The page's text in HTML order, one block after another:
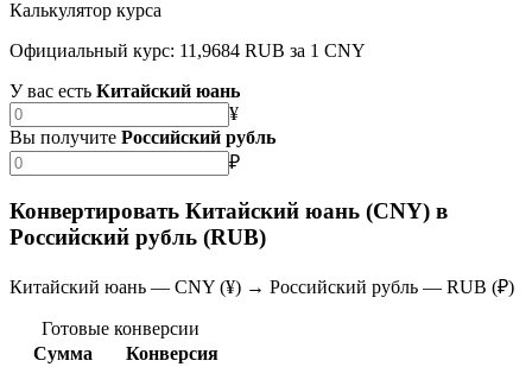
Калькулятор курса
Официальный курс: 11,9684 RUB за 1 CNY
У вас есть Китайский юань
¥
Вы получите Российский рубль
₽
Конвертировать Китайский юань (CNY) в
Российский рубль (RUB)
Китайский юань — CNY (¥) → Российский рубль — RUB (₽)
Готовые конверсии
Сумма
Конверсия